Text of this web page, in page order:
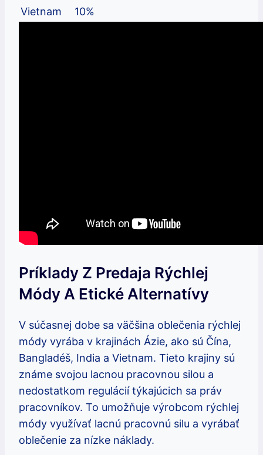
Vietnam
10%
Príklady Z Predaja Rýchlej
Módy A Etické Alternatívy
V súčasnej dobe sa väčšina oblečenia rýchlej
módy vyrába v krajinách Ázie, ako sú Čína,
Bangladéš, India a Vietnam. Tieto krajiny sú
známe svojou lacnou pracovnou silou a
nedostatkom regulácií týkajúcich sa práv
pracovníkov. To umožňuje výrobcom rýchlej
módy využívať lacnú pracovnú silu a vyrábať
oblečenie za nízke náklady.